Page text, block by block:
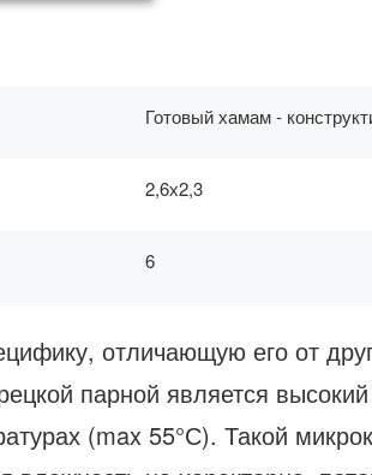
Готовый хамам -
2,6х2,3
6
отличающую его от
парной является
(max 55°С). Такой